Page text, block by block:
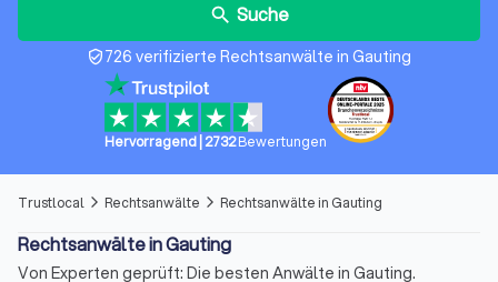
search Suche
verified_user726 verifizierte Rechtsanwälte in Gauting
Hervorragend| 2732 Bewertungen
Trustlocal arrow_forward_ios Rechtsanwälte arrow_forward_ios Rechtsanwälte in Gauting
Rechtsanwälte in Gauting
Von Experten geprüft: Die besten Anwälte in Gauting.